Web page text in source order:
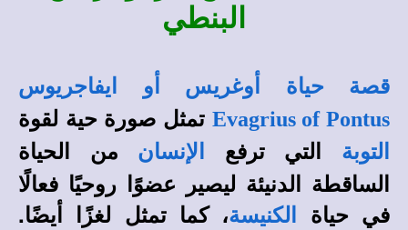
البنطي
قصة حياة أوغريس أو ايفاجريوس
Evagrius of Pontus تمثل صورة حية لقوة
التوبة التي ترفع الإنسان
من الحياة
الساقطة الدنيئة ليصير عضوًا روحيًا فعالًا
في حياة
الكنيسة، كما تمثل لغزًا أيضًا.